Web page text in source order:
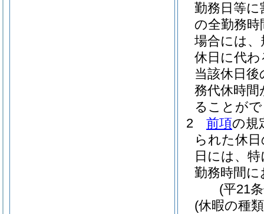
勤務日等
の全勤務
場合には
休日に代わ
当該休日
務代休時
ることが
2
前項の規
られた休
日には、
勤務時間
(平21
(休暇の種